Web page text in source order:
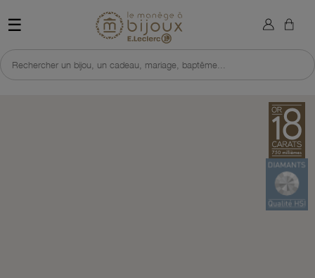
☰ Retour à l'accueil du site
Rechercher un bijou, un cadeau, mariage, baptême...
×